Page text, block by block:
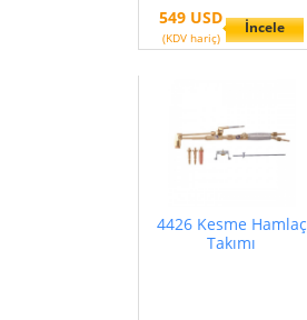
549 USD
(KDV hariç)
İncele
4426 Kesme Hamlaç
Takımı